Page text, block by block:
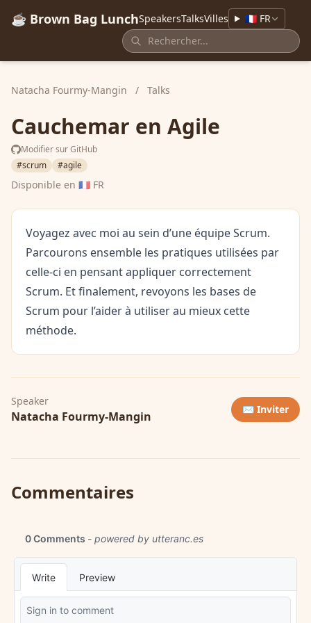
☕ Brown Bag LunchSpeakersTalksVilles 🇫🇷 FR
Natacha Fourmy-Mangin / Talks
Cauchemar en Agile
Modifier sur GitHub
#scrum
#agile
Disponible en 🇫🇷 FR
Voyagez avec moi au sein d’une équipe Scrum.
Parcourons ensemble les pratiques utilisées par
celle-ci en pensant appliquer correctement
Scrum. Et finalement, revoyons les bases de
Scrum pour l’aider à utiliser au mieux cette
méthode.
Speaker
Natacha Fourmy-Mangin ✉️ Inviter
Commentaires